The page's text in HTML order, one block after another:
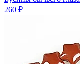
260 ₽